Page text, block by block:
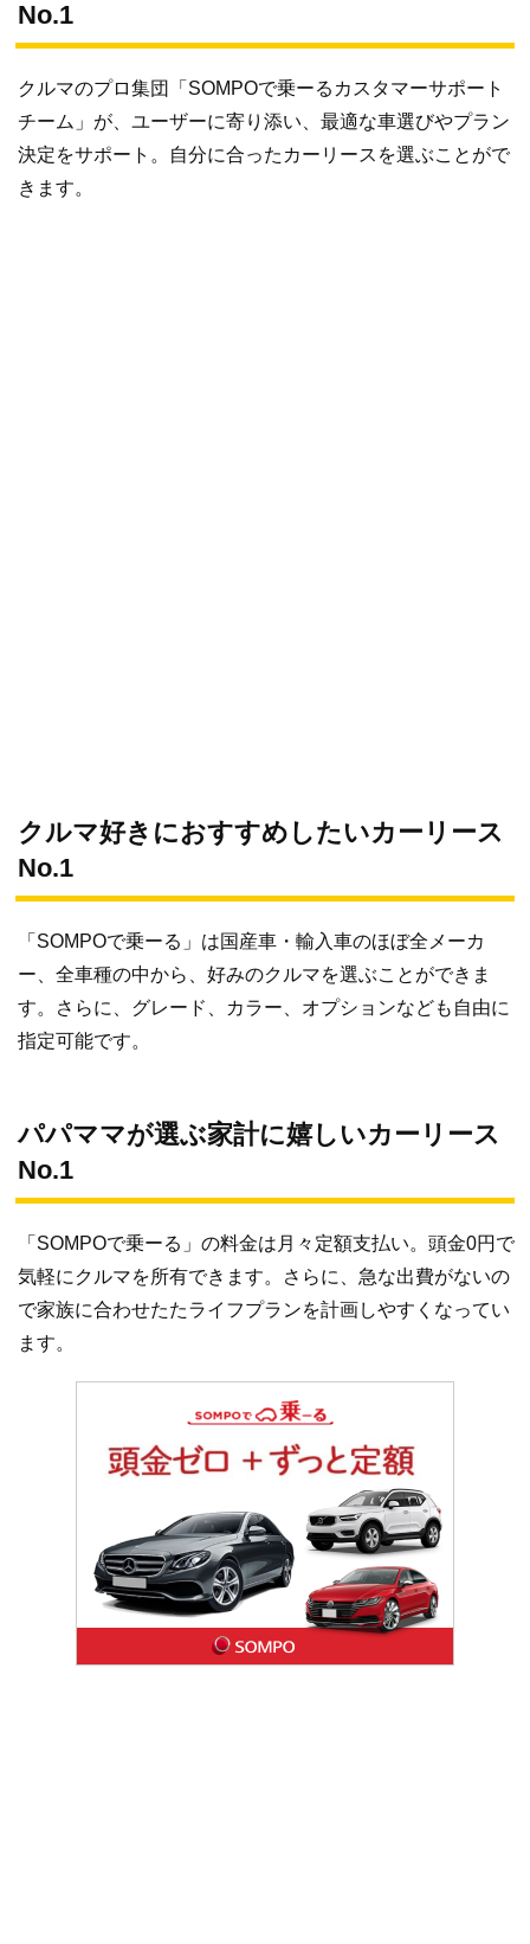
No.1
クルマのプロ集団「SOMPOで乗ーるカスタマーサポート
チーム」が、ユーザーに寄り添い、最適な車選びやプラン
決定をサポート。自分に合ったカーリースを選ぶことがで
きます。
クルマ好きにおすすめしたいカーリース
No.1
「SOMPOで乗ーる」は国産車・輸入車のほぼ全メーカ
ー、全車種の中から、好みのクルマを選ぶことができま
す。さらに、グレード、カラー、オプションなども自由に
指定可能です。
パパママが選ぶ家計に嬉しいカーリース
No.1
「SOMPOで乗ーる」の料金は月々定額支払い。頭金0円で
気軽にクルマを所有できます。さらに、急な出費がないの
で家族に合わせたたライフプランを計画しやすくなってい
ます。